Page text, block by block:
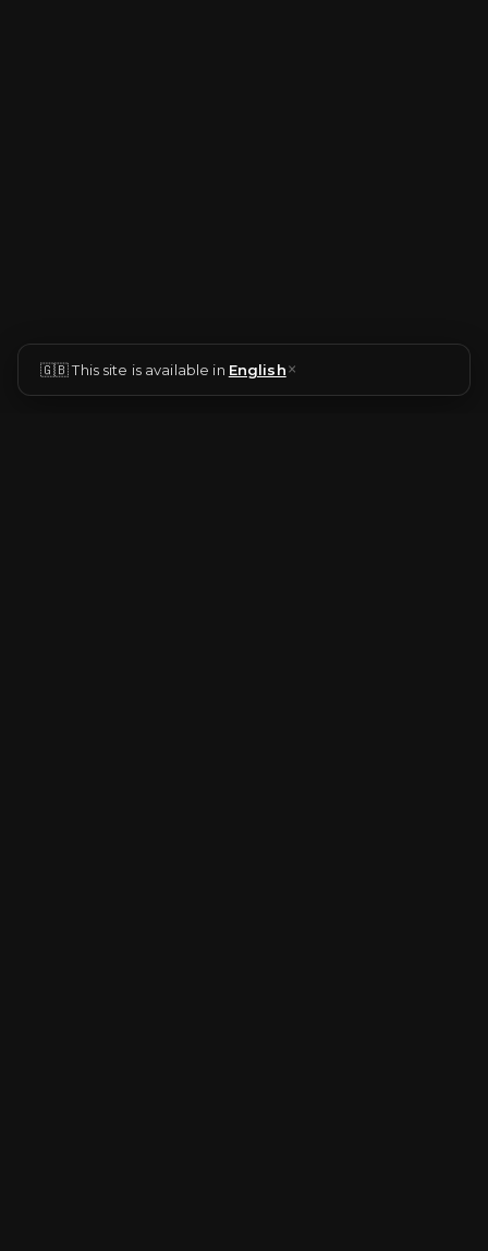
🇬🇧 This site is available in English×